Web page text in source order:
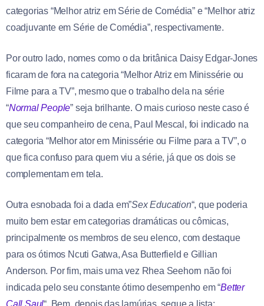
categorias “Melhor atriz em Série de Comédia” e “Melhor atriz
coadjuvante em Série de Comédia”, respectivamente.
Por outro lado, nomes como o da britânica Daisy Edgar-Jones
ficaram de fora na categoria “Melhor Atriz em Minissérie ou
Filme para a TV”, mesmo que o trabalho dela na série
“Normal People” seja brilhante. O mais curioso neste caso é
que seu companheiro de cena, Paul Mescal, foi indicado na
categoria “Melhor ator em Minissérie ou Filme para a TV”, o
que fica confuso para quem viu a série, já que os dois se
complementam em tela.
Outra esnobada foi a dada em”Sex Education“, que poderia
muito bem estar em categorias dramáticas ou cômicas,
principalmente os membros de seu elenco, com destaque
para os ótimos Ncuti Gatwa, Asa Butterfield e Gillian
Anderson. Por fim, mais uma vez Rhea Seehorn não foi
indicada pelo seu constante ótimo desempenho em “Better
Call Saul“. Bem, depois das lamúrias, segue a lista: